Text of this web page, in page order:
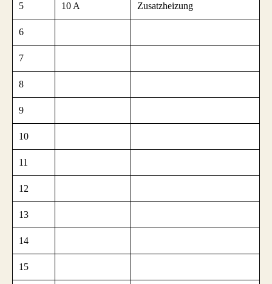
5 10 A Zusatzheizung
6
7
8
9
10
11
12
13
14
15